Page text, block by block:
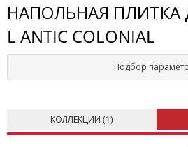
НАПОЛЬНАЯ ПЛИТКА
L ANTIC COLONIAL
Подбор
КОЛЛЕКЦИИ (1)